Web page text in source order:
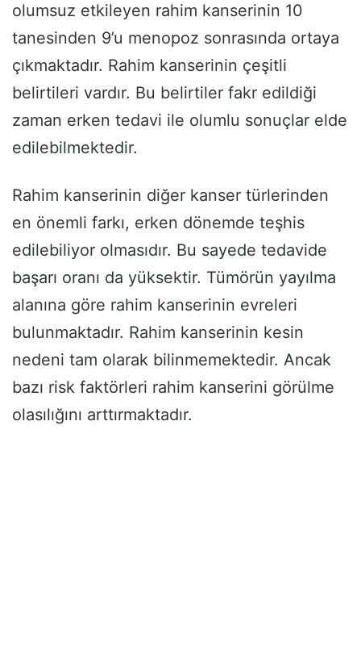
olumsuz etkileyen rahim kanserinin 10
tanesinden 9’u menopoz sonrasında ortaya
çıkmaktadır. Rahim kanserinin çeşitli
belirtileri vardır. Bu belirtiler fakr edildiği
zaman erken tedavi ile olumlu sonuçlar elde
edilebilmektedir.
Rahim kanserinin diğer kanser türlerinden
en önemli farkı, erken dönemde teşhis
edilebiliyor olmasıdır. Bu sayede tedavide
başarı oranı da yüksektir. Tümörün yayılma
alanına göre rahim kanserinin evreleri
bulunmaktadır. Rahim kanserinin kesin
nedeni tam olarak bilinmemektedir. Ancak
bazı risk faktörleri rahim kanserini görülme
olasılığını arttırmaktadır.